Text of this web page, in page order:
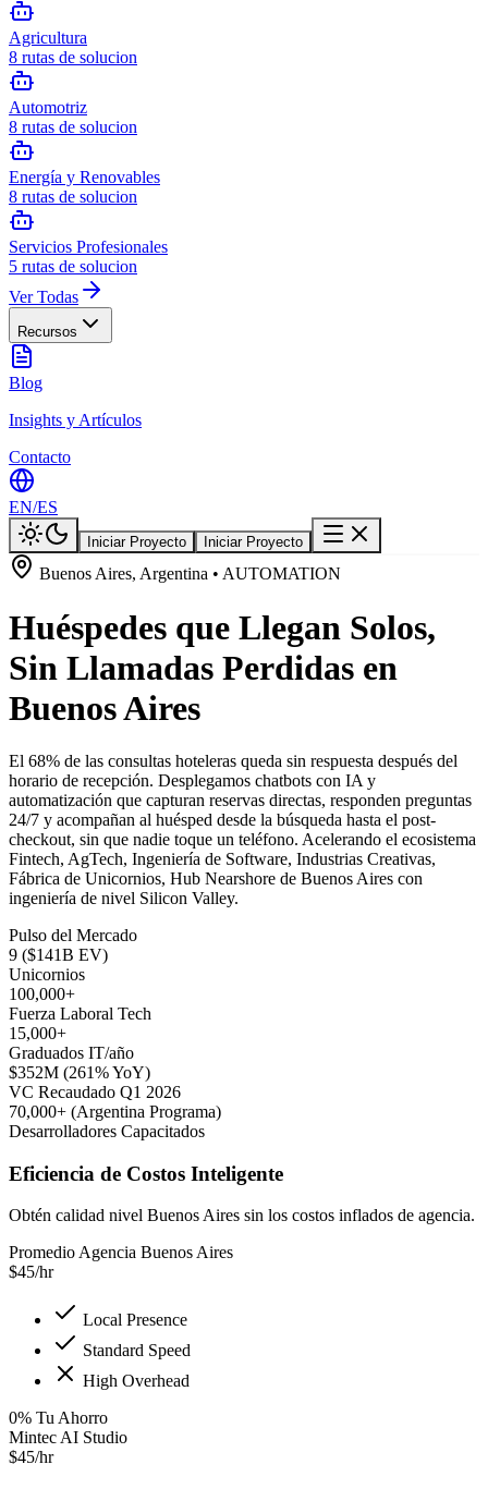
Agricultura
8 rutas de solucion
Automotriz
8 rutas de solucion
Energía y Renovables
8 rutas de solucion
Servicios Profesionales
5 rutas de solucion
Ver Todas
Recursos
Blog
Insights y Artículos
Contacto
EN/ES
Iniciar Proyecto Iniciar Proyecto
Buenos Aires, Argentina • AUTOMATION
Huéspedes que Llegan Solos,
Sin Llamadas Perdidas en
Buenos Aires
El 68% de las consultas hoteleras queda sin respuesta después del
horario de recepción. Desplegamos chatbots con IA y
automatización que capturan reservas directas, responden preguntas
24/7 y acompañan al huésped desde la búsqueda hasta el post-
checkout, sin que nadie toque un teléfono. Acelerando el ecosistema
Fintech, AgTech, Ingeniería de Software, Industrias Creativas,
Fábrica de Unicornios, Hub Nearshore de Buenos Aires con
ingeniería de nivel Silicon Valley.
Pulso del Mercado
9 ($141B EV)
Unicornios
100,000+
Fuerza Laboral Tech
15,000+
Graduados IT/año
$352M (261% YoY)
VC Recaudado Q1 2026
70,000+ (Argentina Programa)
Desarrolladores Capacitados
Eficiencia de Costos Inteligente
Obtén calidad nivel Buenos Aires sin los costos inflados de agencia.
Promedio Agencia Buenos Aires
$45/hr
Local Presence
Standard Speed
High Overhead
0% Tu Ahorro
Mintec AI Studio
$45/hr